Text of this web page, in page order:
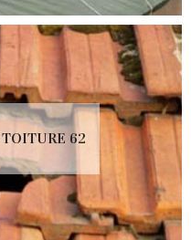
62